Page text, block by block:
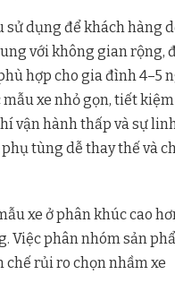
sử dụng để khách hàng
với không gian rộng,
hợp cho gia đình 4–5
xe nhỏ gọn, tiết kiệm
vận hành thấp và sự
tùng dễ thay thế và
xe ở phân khúc cao
Việc phân nhóm sản
chế rủi ro chọn nhầm xe